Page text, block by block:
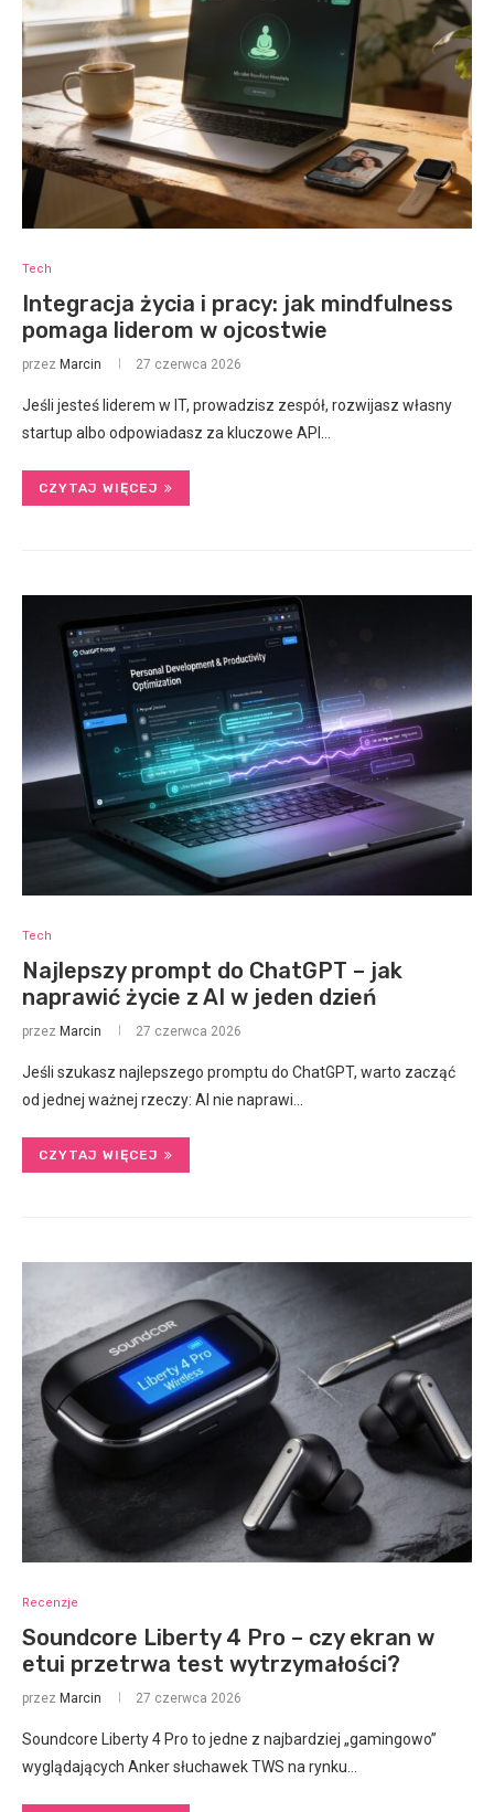
Tech
Integracja życia i pracy: jak mindfulness
pomaga liderom w ojcostwie
przez Marcin 27 czerwca 2026
Jeśli jesteś liderem w IT, prowadzisz zespół, rozwijasz własny
startup albo odpowiadasz za kluczowe API…
CZYTAJ WIĘCEJ
Tech
Najlepszy prompt do ChatGPT – jak
naprawić życie z AI w jeden dzień
przez Marcin 27 czerwca 2026
Jeśli szukasz najlepszego promptu do ChatGPT, warto zacząć
od jednej ważnej rzeczy: AI nie naprawi…
CZYTAJ WIĘCEJ
Recenzje
Soundcore Liberty 4 Pro – czy ekran w
etui przetrwa test wytrzymałości?
przez Marcin 27 czerwca 2026
Soundcore Liberty 4 Pro to jedne z najbardziej „gamingowo”
wyglądających Anker słuchawek TWS na rynku…